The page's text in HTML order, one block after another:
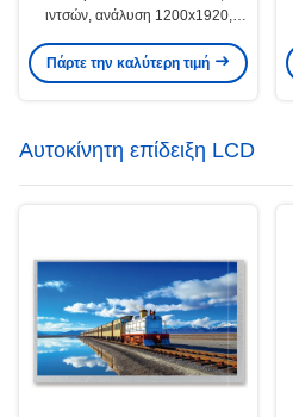
ιντσών, ανάλυση 1200x1920,
Πάρτε την καλύτερη τιμή
Αυτοκίνητη επίδειξη LCD